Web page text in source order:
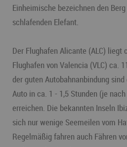
Einheimische bezeichnen den
schlafenden Elefant.
Der Flughafen Alicante (ALC) liegt
Flughafen von Valencia (VLC) ca.
der guten Autobahnanbindung
Auto in ca. 1 - 1,5 Stunden (je
erreichen. Die bekannten Inseln
sich nur wenige Seemeilen vom
Regelmäßig fahren auch Fähren